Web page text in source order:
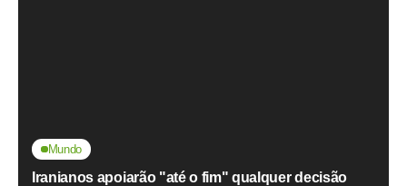
Mundo
Iranianos apoiarão "até o fim" qualquer decisão